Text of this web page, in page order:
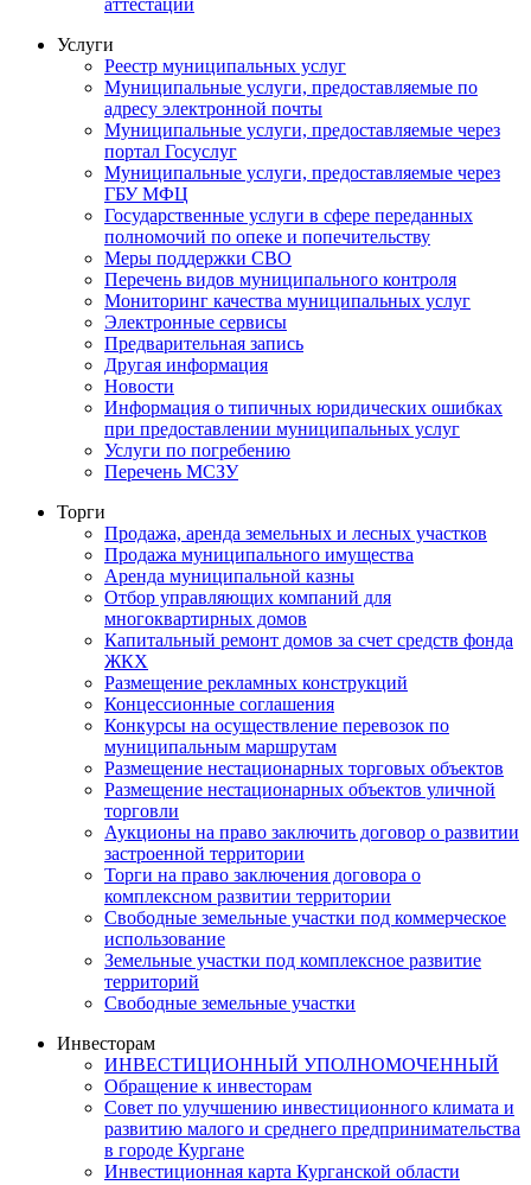
Услуги
Реестр муниципальных услуг
Муниципальные услуги, предоставляемые по
адресу электронной почты
Муниципальные услуги, предоставляемые через
портал Госуслуг
Муниципальные услуги, предоставляемые через
ГБУ МФЦ
Государственные услуги в сфере переданных
полномочий по опеке и попечительству
Меры поддержки СВО
Перечень видов муниципального контроля
Мониторинг качества муниципальных услуг
Электронные сервисы
Предварительная запись
Другая информация
Новости
Информация о типичных юридических ошибках
при предоставлении муниципальных услуг
Услуги по погребению
Перечень МСЗУ
Торги
Продажа, аренда земельных и лесных участков
Продажа муниципального имущества
Аренда муниципальной казны
Отбор управляющих компаний для
многоквартирных домов
Капитальный ремонт домов за счет средств фонда
ЖКХ
Размещение рекламных конструкций
Концессионные соглашения
Конкурсы на осуществление перевозок по
муниципальным маршрутам
Размещение нестационарных торговых объектов
Размещение нестационарных объектов уличной
торговли
Аукционы на право заключить договор о развитии
застроенной территории
Торги на право заключения договора о
комплексном развитии территории
Свободные земельные участки под коммерческое
использование
Земельные участки под комплексное развитие
территорий
Свободные земельные участки
Инвесторам
ИНВЕСТИЦИОННЫЙ УПОЛНОМОЧЕННЫЙ
Обращение к инвесторам
Совет по улучшению инвестиционного климата и
развитию малого и среднего предпринимательства
в городе Кургане
Инвестиционная карта Курганской области